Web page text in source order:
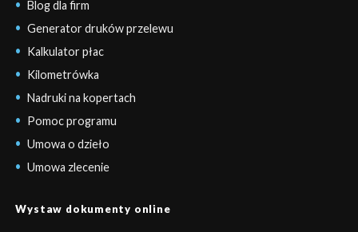
Blog dla firm
Generator druków przelewu
Kalkulator płac
Kilometrówka
Nadruki na kopertach
Pomoc programu
Umowa o dzieło
Umowa zlecenie
Wystaw dokumenty online